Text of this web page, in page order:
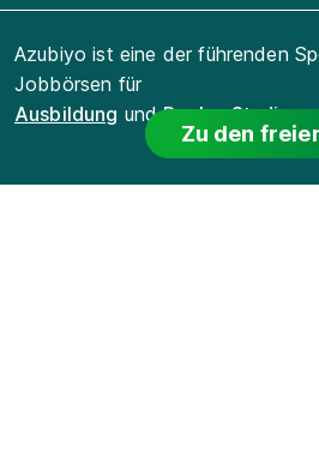
Zu den
Azubiyo ist eine der führenden
Jobbörsen für
Ausbildung undDuales Studium.